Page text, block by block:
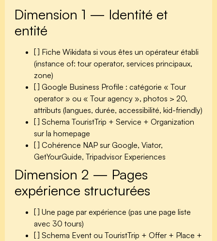
Dimension 1 — Identité et
entité
[ ] Fiche Wikidata si vous êtes un opérateur établi
(instance of: tour operator, services principaux,
zone)
[ ] Google Business Profile : catégorie « Tour
operator » ou « Tour agency », photos > 20,
attributs (langues, durée, accessibilité, kid-friendly)
[ ] Schema TouristTrip + Service + Organization
sur la homepage
[ ] Cohérence NAP sur Google, Viator,
GetYourGuide, Tripadvisor Experiences
Dimension 2 — Pages
expérience structurées
[ ] Une page par expérience (pas une page liste
avec 30 tours)
[ ] Schema Event ou TouristTrip + Offer + Place +